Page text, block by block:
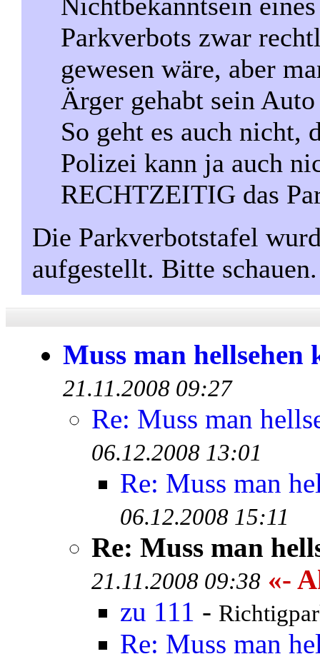
Parkverbots zwar
gewesen wäre, aber
Ärger gehabt sein
So geht es auch nicht,
Polizei kann ja auch
RECHTZEITIG das
Die Parkverbotstafel
aufgestellt. Bitte schauen.
Muss man hellsehen
21.11.2008 09:27
Re: Muss man
06.12.2008 13:01
Re: Muss man
06.12.2008 15:11
Re: Muss man
21.11.2008 09:38 «-
zu 111 -
Re: Muss man